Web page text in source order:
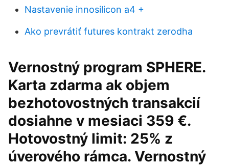
Nastavenie innosilicon a4 +
Ako prevrátiť futures kontrakt zerodha
Vernostný program SPHERE.
Karta zdarma ak objem
bezhotovostných transakcií
dosiahne v mesiaci 359 €.
Hotovostný limit: 25% z
úverového rámca. Vernostný